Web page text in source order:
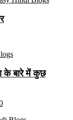
के बारे में कुछ